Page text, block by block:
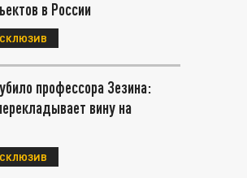
в России
профессора Зезина:
вину на